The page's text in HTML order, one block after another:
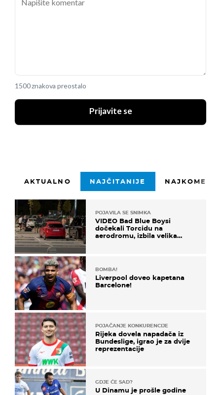
1500 znakova preostalo
Prijavite se
AKTUALNO NAJČITANIJE
POJAVILA SE SNIMKA
VIDEO Bad Blue Boysi
dočekali Torcidu na
aerodromu, izbila velika
BOMBA!
Liverpool doveo kapetana
Barcelone!
POJAČANJE KONKURENCIJE
Rijeka dovela napadača iz
Bundeslige, igrao je za dvije
reprezentacije
GDJE ĆE SAD?
U Dinamu je prošle godine